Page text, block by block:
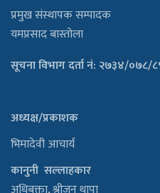
प्रमुख संस्थापक सम्पादक
यमप्रसाद बास्तोला
सूचना विभाग दर्ता नं: २७३४/०७८/
अध्यक्ष/प्रकाशक
भिमादेवी आचार्य
कानुनी सल्लाहकार